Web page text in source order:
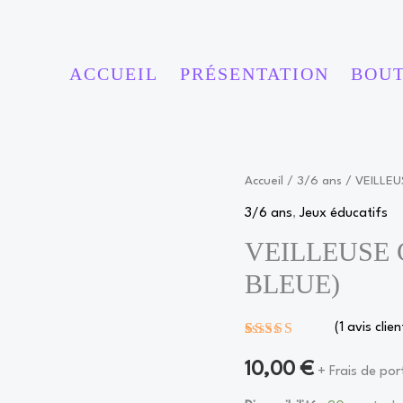
ACCUEIL PRÉSENTATION
Accueil / 3/6 ans /
3/6 ans, Jeux éducatifs
VEILLEUSE
BLEUE)
sur 5 basé
sur
(1 avis
10,00€ + Frais de
quantité
de
CORANIQUE
(COULEUR